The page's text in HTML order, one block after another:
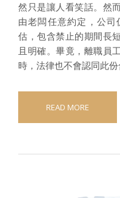
然只是讓人看笑話。然
由老闆任意約定，公
估，包含禁止的期間長
且明確。畢竟，離職員
時，法律也不會認同此份
READ MORE